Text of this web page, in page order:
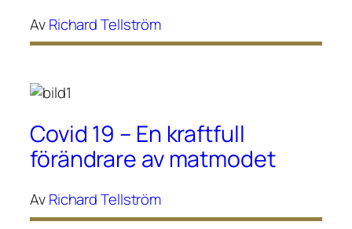
AvRichard Tellström
Covid 19 – En kraftfull
förändrare av matmodet
AvRichard Tellström